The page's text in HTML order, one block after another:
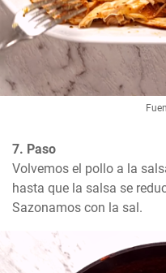
7. Paso
Volvemos el pollo a la
hasta que la salsa se
Sazonamos con la sal.